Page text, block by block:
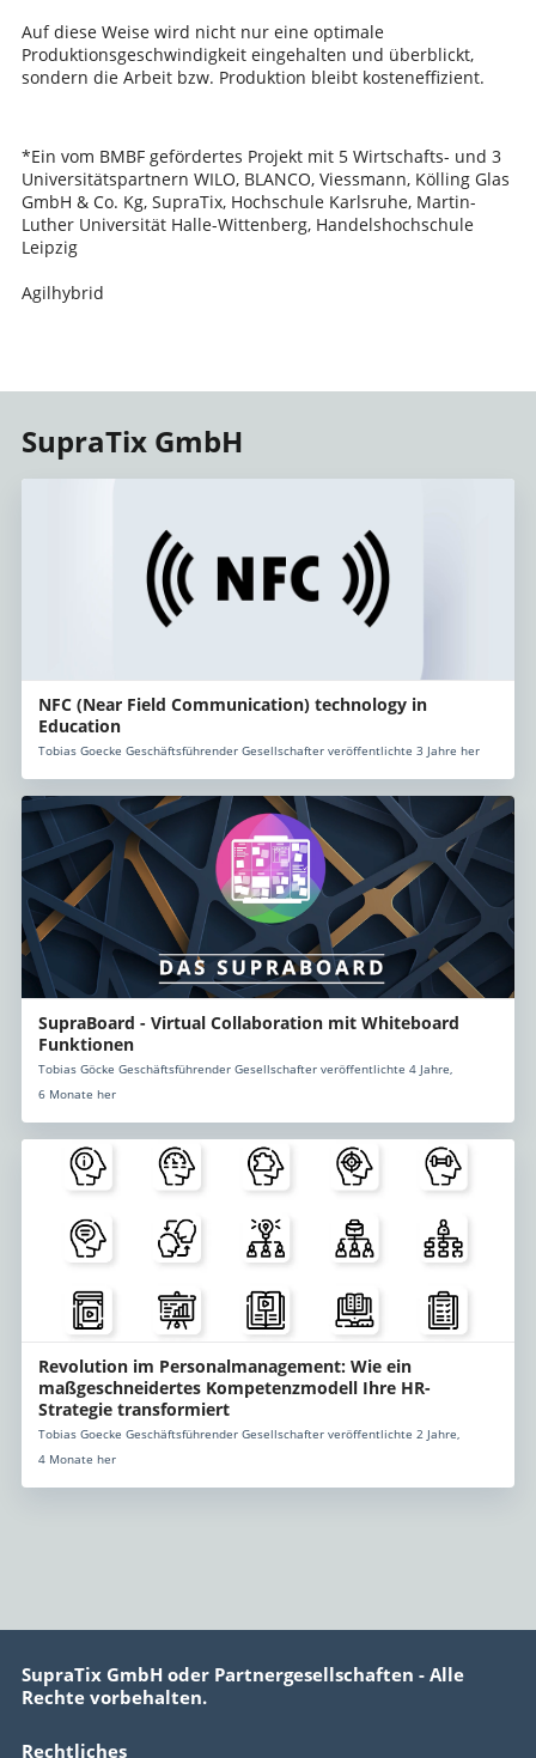
Auf diese Weise wird nicht nur eine optimale
Produktionsgeschwindigkeit eingehalten und überblickt,
sondern die Arbeit bzw. Produktion bleibt kosteneffizient.
*Ein vom BMBF gefördertes Projekt mit 5 Wirtschafts- und 3
Universitätspartnern WILO, BLANCO, Viessmann, Kölling Glas
GmbH & Co. Kg, SupraTix, Hochschule Karlsruhe, Martin-
Luther Universität Halle-Wittenberg, Handelshochschule
Leipzig
Agilhybrid
SupraTix GmbH
NFC (Near Field Communication) technology in
Education
Tobias Goecke Geschäftsführender Gesellschafter veröffentlichte 3 Jahre her
SupraBoard - Virtual Collaboration mit Whiteboard
Funktionen
Tobias Göcke Geschäftsführender Gesellschafter veröffentlichte 4 Jahre,
6 Monate her
Revolution im Personalmanagement: Wie ein
maßgeschneidertes Kompetenzmodell Ihre HR-
Strategie transformiert
Tobias Goecke Geschäftsführender Gesellschafter veröffentlichte 2 Jahre,
4 Monate her
SupraTix GmbH oder Partnergesellschaften - Alle
Rechte vorbehalten.
Rechtliches